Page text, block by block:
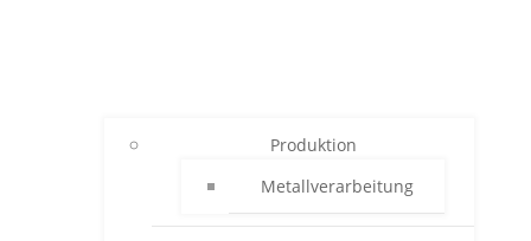
Produktion
Metallverarbeitung